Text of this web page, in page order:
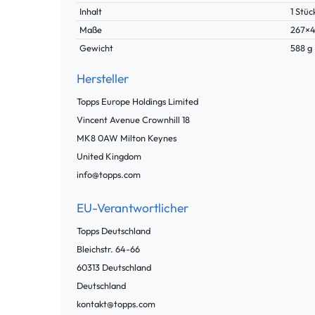
Inhalt
1
Maße
Gewicht
588 g
Hersteller
Topps Europe Holdings Limited
Vincent Avenue Crownhill 18
MK8 0AW Milton Keynes
United Kingdom
info@topps.com
EU-Verantwortlicher
Topps Deutschland
Bleichstr. 64-66
60313 Deutschland
Deutschland
kontakt@topps.com